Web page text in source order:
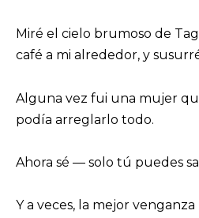
Miré el cielo brumoso de
café a mi alrededor, y
Alguna vez fui una mujer
podía arreglarlo todo.
Ahora sé — solo tú puedes
Y a veces, la mejor